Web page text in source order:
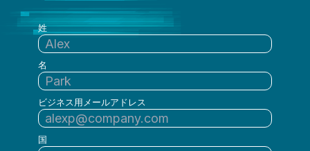
姓
名
ビジネス用メールアドレス
国